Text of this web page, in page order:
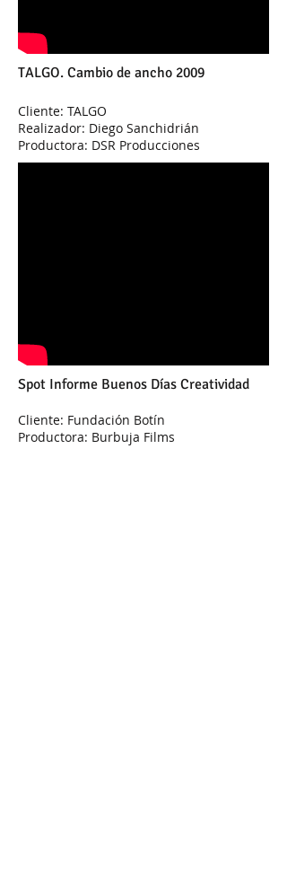
TALGO. Cambio de ancho 2009
Cliente: TALGO
Realizador: Diego Sanchidrián
Productora: DSR Producciones
Spot Informe Buenos Días Creatividad
Cliente: Fundación Botín
Productora: Burbuja Films